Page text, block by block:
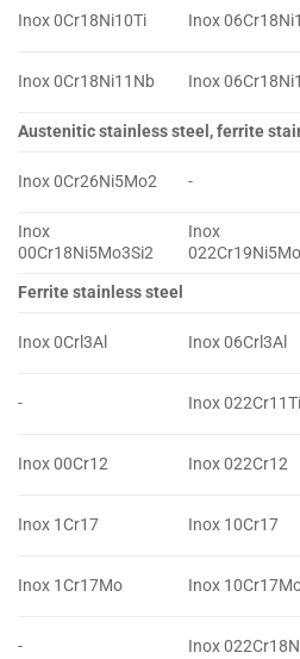
Inox 0Cr18Ni10Ti Inox
Inox 0Cr18Ni11Nb Inox
Austenitic stainless steel, ferrite
Inox 0Cr26Ni5Mo2 -
Inox
00Cr18Ni5Mo3Si2
Inox
Ferrite stainless steel
Inox 0Crl3Al Inox 06Crl3Al
- Inox 022Cr11Ti
Inox 00Cr12 Inox 022Cr12
Inox 1Cr17 Inox 10Cr17
Inox 1Cr17Mo Inox
- Inox